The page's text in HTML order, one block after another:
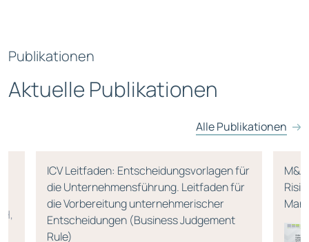
Publikationen
Aktuelle Publikationen
Alle Publikationen
ICV Leitfaden: Entscheidungsvorlagen für
die Unternehmensführung. Leitfaden für
die Vorbereitung unternehmerischer
Entscheidungen (Business Judgement
Rule)